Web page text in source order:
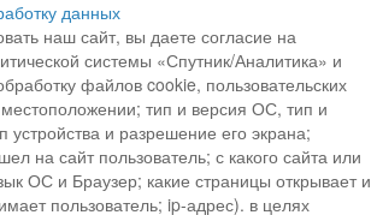
данных
наш сайт, вы даете согласие на
системы «Спутник/Аналитика» и
файлов cookie, пользовательских
тип и версия ОС, тип и
устройства и разрешение его экрана;
на сайт пользователь; с какого сайта или
ОС и Браузер; какие страницы открывает и
пользователь; ip-адрес). в целях